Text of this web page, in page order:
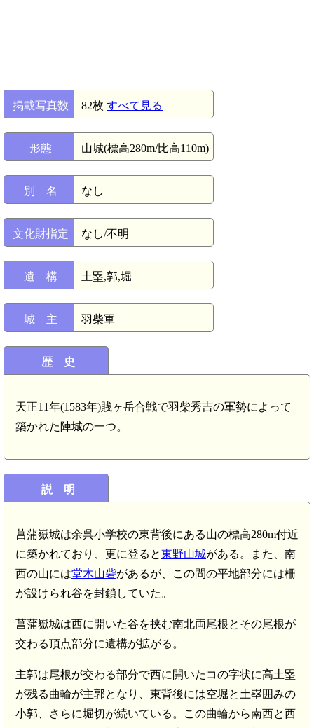
掲載写真数 82枚 すべて見る
形態 山城(標高280m/比高110m)
別 名 なし
文化財指定 なし/不明
遺 構 土塁,郭,堀
城 主 羽柴軍
歴 史
天正11年(1583年)賎ヶ岳合戦で羽柴秀吉の軍勢によって
築かれた陣城の一つ。
説 明
菖蒲嶽城は余呉小学校の東背後にある山の標高280m付近
に築かれており、更に登ると東野山城がある。また、南
西の山には堂木山砦があるが、この間の平地部分には柵
が設けられ谷を封鎖していた。
菖蒲嶽城は西に開いた谷を挟む南北両尾根とその尾根が
交わる頂点部分に遺構が拡がる。
主郭は尾根が交わる部分で西に開いたコの字状に高土塁
が残る曲輪が主郭となり、東背後には空堀と土塁囲みの
小郭、さらに堀切が続いている。この曲輪から南西と西